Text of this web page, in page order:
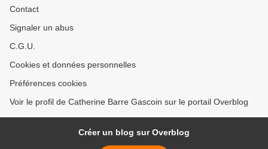
Contact
Signaler un abus
C.G.U.
Cookies et données personnelles
Préférences cookies
Voir le profil de Catherine Barre Gascoin sur le portail Overblog
Créer un blog sur Overblog